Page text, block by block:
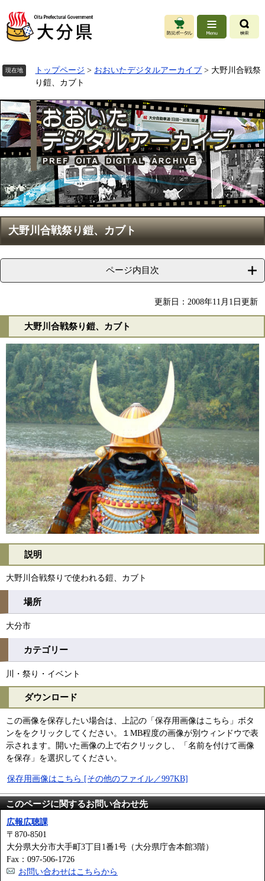
ジ
頭
。
現在地 トップページ > おおいたデジタルアーカイブ > 大野川合戦祭
り鎧、カブト
本
文大野川合戦祭り鎧、カブト
ページ内目次
更新日：2008年11月1日更新
大野川合戦祭り鎧、カブト
説明
大野川合戦祭りで使われる鎧、カブト
場所
大分市
カテゴリー
川・祭り・イベント
ダウンロード
この画像を保存したい場合は、上記の「保存用画像はこちら」ボタ
ンををクリックしてください。１MB程度の画像が別ウィンドウで表
示されます。開いた画像の上で右クリックし、「名前を付けて画像
を保存」を選択してください。
保存用画像はこちら [その他のファイル／997KB]
このページに関するお問い合わせ先
広報広聴課
〒870-8501
大分県大分市大手町3丁目1番1号（大分県庁舎本館3階）
Fax：097-506-1726
お問い合わせはこちらから